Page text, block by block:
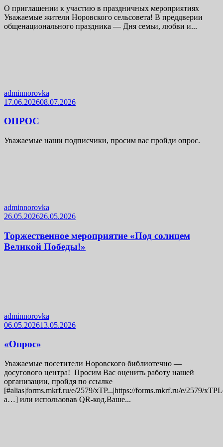
О приглашении к участию в праздничных мероприятиях
Уважаемые жители Норовского сельсовета! В преддверии
общенационального праздника — Дня семьи, любви и...
adminnorovka
17.06.202608.07.2026
ОПРОС
Уважаемые наши подписчики, просим вас пройди опрос.
adminnorovka
26.05.202626.05.2026
Торжественное мероприятие «Под солнцем
Великой Победы!»
adminnorovka
06.05.202613.05.2026
«Опрос»
Уважаемые посетители Норовского библиотечно —
досугового центра! Просим Вас оценить работу нашей
организации, пройдя по ссылке
[#alias|forms.mkrf.ru/e/2579/xTP...|https://forms.mkrf.ru/e/2579/
a…] или использовав QR-код.Ваше...